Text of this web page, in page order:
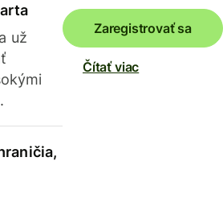
už
Zaregistrovať sa
Čítať viac